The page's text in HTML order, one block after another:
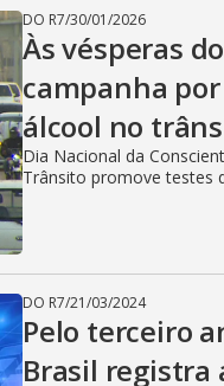
DO R7/30/01/2026
Às vésperas
campanha
álcool no
Dia Nacional da
Trânsito promove testes
DO R7/21/03/2024
Pelo terceiro
Brasil registra